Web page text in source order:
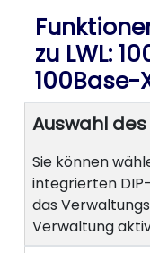
zu LWL:
100Base-
Auswahl
Sie können
integrierten
das
Verwaltung